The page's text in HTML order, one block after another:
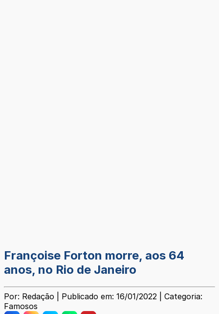
Françoise Forton morre, aos 64
anos, no Rio de Janeiro
Por: Redação | Publicado em: 16/01/2022 | Categoria:
Famosos